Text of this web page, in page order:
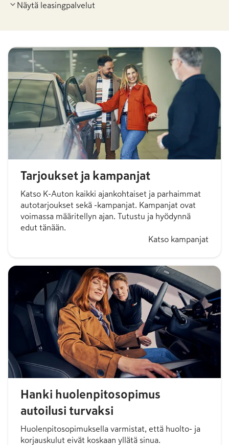
49,36 €/kk 1 371,97 €
Näytä leasingpalvelut
Tarjoukset ja kampanjat
Katso K-Auton kaikki ajankohtaiset ja parhaimmat
autotarjoukset sekä -kampanjat. Kampanjat ovat
voimassa määritellyn ajan. Tutustu ja hyödynnä
edut tänään.
Katso kampanjat
Hanki huolenpitosopimus
autoilusi turvaksi
Huolenpitosopimuksella varmistat, että huolto- ja
korjauskulut eivät koskaan yllätä sinua.